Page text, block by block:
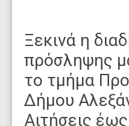
Ξεκινά η
πρόσληψης
το τμήμα
Δήμου
Αιτήσεις έως
Τεχνολογία
Εκπαίδευση
Υγεία
Γενικά